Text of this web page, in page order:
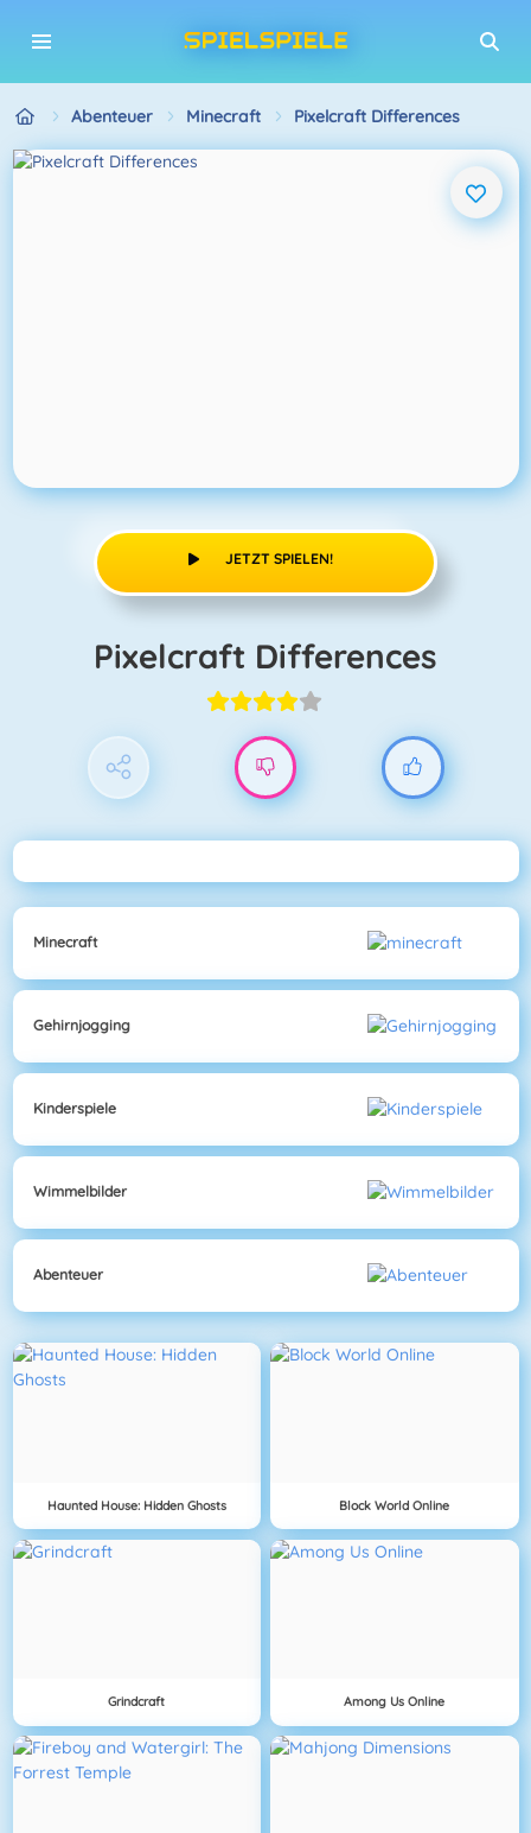
Abenteuer Minecraft Pixelcraft Differences
JETZT SPIELEN!
Pixelcraft Differences
Minecraft
Gehirnjogging
Kinderspiele
Wimmelbilder
Abenteuer
Haunted House: Hidden Ghosts Block World Online
Grindcraft Among Us Online